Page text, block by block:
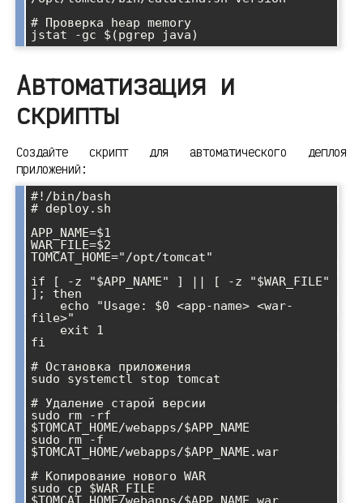
# Проверка heap memory
Автоматизация и
скрипты
Создайте скрипт для автоматического деплоя
приложений:
#!/bin/bash
# deploy.sh
APP_NAME=$1
WAR_FILE=$2
TOMCAT_HOME="/opt/tomcat"
if [ -z "$APP_NAME" ] || [ -z "$WAR_FILE"
]; then
file>"
fi
# Остановка приложения
sudo systemctl stop tomcat
# Удаление старой версии
sudo rm -rf
$TOMCAT_HOME/webapps/$APP_NAME
sudo rm -f
$TOMCAT_HOME/webapps/$APP_NAME.war
# Копирование нового WAR
sudo cp $WAR_FILE